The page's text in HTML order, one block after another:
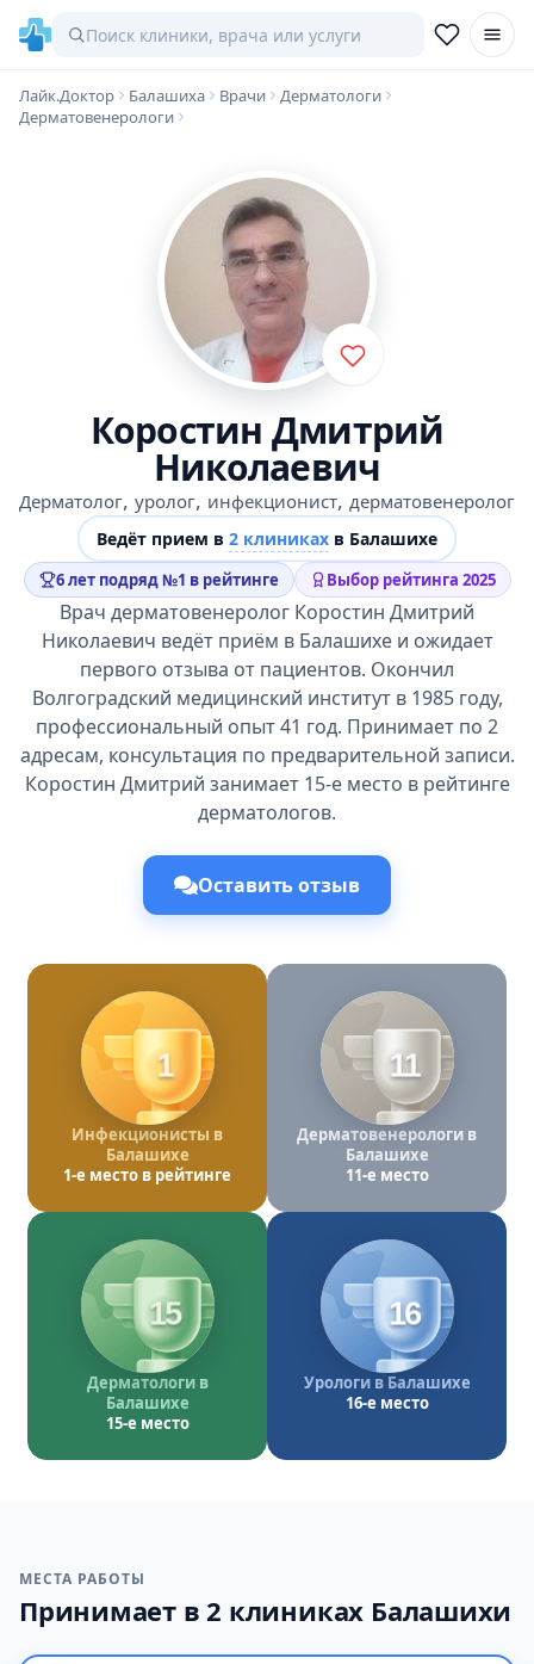
Лайк.Доктор Балашиха Врачи
Дерматологи
Дерматовенерологи
Коростин Дмитрий
Николаевич
Дерматолог, уролог, инфекционист, дерматовенеролог
Ведёт прием в 2 клиниках в Балашихе
6 лет подряд №1 в рейтинге Выбор рейтинга 2025
Врач дерматовенеролог Коростин Дмитрий
Николаевич ведёт приём в Балашихе и ожидает
первого отзыва от пациентов. Окончил
Волгоградский медицинский институт в 1985 году,
профессиональный опыт 41 год. Принимает по 2
адресам, консультация по предварительной записи.
Коростин Дмитрий занимает 15-е место в рейтинге
дерматологов.
Оставить отзыв
1
Инфекционисты в
Балашихе
1-е место в рейтинге
11
Дерматовенерологи в
Балашихе
11-е место
15
Дерматологи в
Балашихе
15-е место
16
Урологи в Балашихе
16-е место
МЕСТА РАБОТЫ
Принимает в 2 клиниках Балашихи